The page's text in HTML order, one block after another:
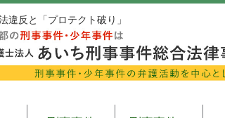
違反と「プロテクト破り」